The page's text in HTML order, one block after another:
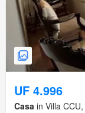
UF 4.996
Casa in Villa